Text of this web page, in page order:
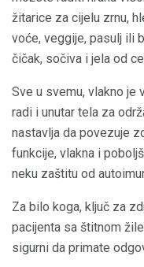
žitarice za cijelu zrnu,
voće, veggije, pasulj ili
čičak, sočiva i jela od
Sve u svemu, vlakno je
radi i unutar tela za
nastavlja da povezuje
funkcije, vlakna i
neku zaštitu od
Za bilo koga, ključ za
pacijenta sa štitnom
sigurni da primate